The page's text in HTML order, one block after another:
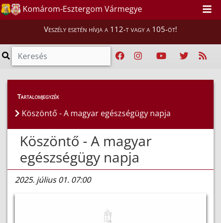
Komárom-Esztergom Vármegye
Veszély esetén hívja a 112-t vagy a 105-öt!
Híreink > Hírek
Tartalomjegyzék
Köszöntő - A magyar egészségügy napja
Köszöntő - A magyar
egészségügy napja
2025. július 01. 07:00